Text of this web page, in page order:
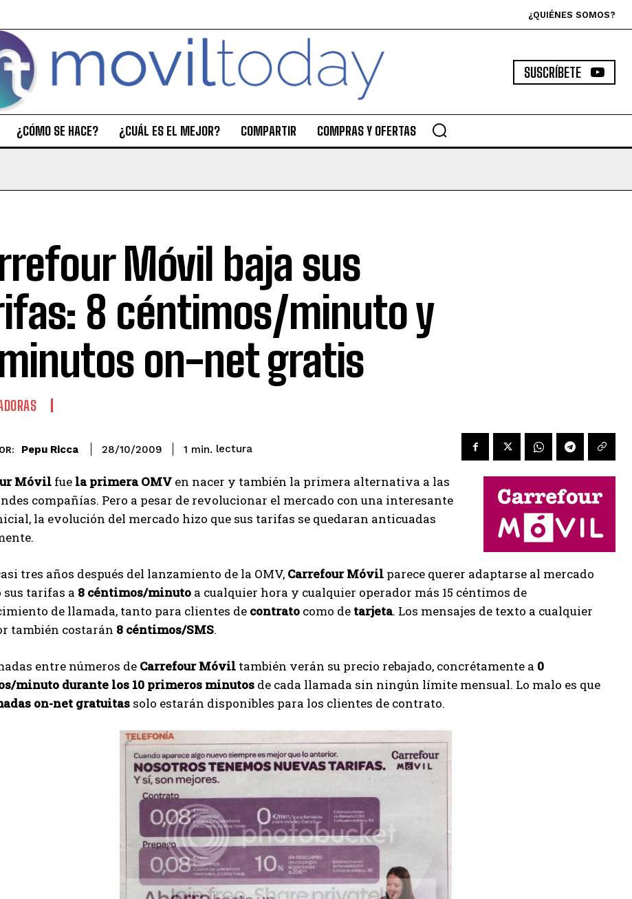
¿QUIÉNES SOMOS?
SUSCRÍBETE
¿CÓMO SE HACE? ¿CUÁL ES EL MEJOR? COMPARTIR COMPRAS Y OFERTAS
Móvil baja sus
8 céntimos/minuto y
on-net gratis
Pepu Ricca 28/10/2009 1 min. lectura
Móvil fue la primera OMV en nacer y también la primera alternativa a las
compañías. Pero a pesar de revolucionar el mercado con una interesante
la evolución del mercado hizo que sus tarifas se quedaran anticuadas
tres años después del lanzamiento de la OMV, Carrefour Móvil parece querer adaptarse al mercado
sus tarifas a 8 céntimos/minuto a cualquier hora y cualquier operador más 15 céntimos de
de llamada, tanto para clientes de contrato como de tarjeta. Los mensajes de texto a cualquier
también costarán 8 céntimos/SMS.
entre números de Carrefour Móvil también verán su precio rebajado, concrétamente a 0
minuto durante los 10 primeros minutos de cada llamada sin ningún límite mensual. Lo malo es que
on-net gratuitas solo estarán disponibles para los clientes de contrato.